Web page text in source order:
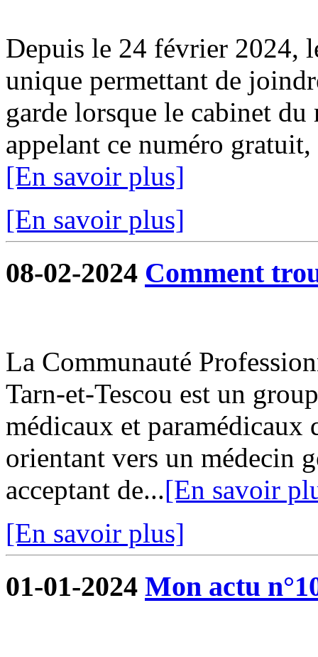
Depuis le 24 février 2024,
unique permettant de
garde lorsque le cabinet
appelant ce numéro
[En savoir plus]
[En savoir plus]
08-02-2024 Comment
La Communauté
Tarn-et-Tescou est un
médicaux et paramédicaux
orientant vers un médecin
acceptant de...[En savoir
[En savoir plus]
01-01-2024 Mon actu